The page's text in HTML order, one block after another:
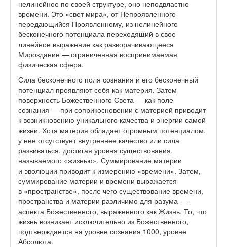
нелинейное по своей структуре, оно неподвластно
времени. Это «свет мира», от Непроявленного
передающийся Проявленному, из нелинейного
бесконечного потенциала переходящий в свое
линейное выражение как разворачивающееся
Мироздание — ограниченная воспринимаемая
физическая сфера.
Сила бесконечного поля сознания и его бесконечный
потенциал проявляют себя как материя. Затем
поверхность Божественного Света — как поле
сознания — при соприкосновении с материей приводит
к возникновению уникального качества и энергии самой
жизни. Хотя материя обладает огромным потенциалом,
у нее отсутствует внутреннее качество или сила
развиваться, достигая уровня существования,
называемого «жизнью». Суммирование материи
и эволюции приводит к измерению «времени». Затем,
суммирование материи и времени выражается
в «пространстве», после чего существование времени,
пространства и материи различимо для разума —
аспекта Божественного, выраженного как Жизнь. То, что
жизнь возникает исключительно из Божественного,
подтверждается на уровне сознания 1000, уровне
Абсолюта.